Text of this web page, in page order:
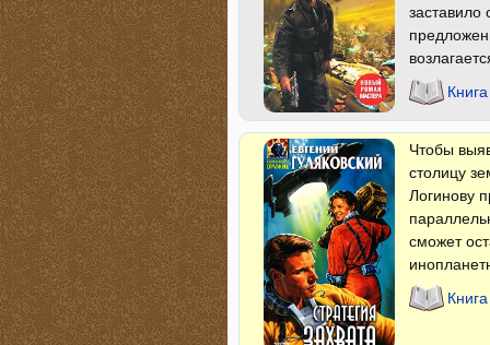
Чтобы
столицу
Логинову
сможет